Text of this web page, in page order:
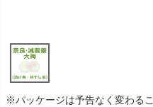
※パッケージは予告なく変わるこ